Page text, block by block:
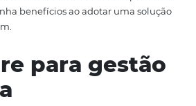
melhor os turnos, tarefas e
do hotel. Uma solução
com arquivos físicos,
de dados digital com as
seus colaboradores. O sistema